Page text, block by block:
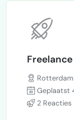
Rotterdam
Geplaatst
2 Reacties